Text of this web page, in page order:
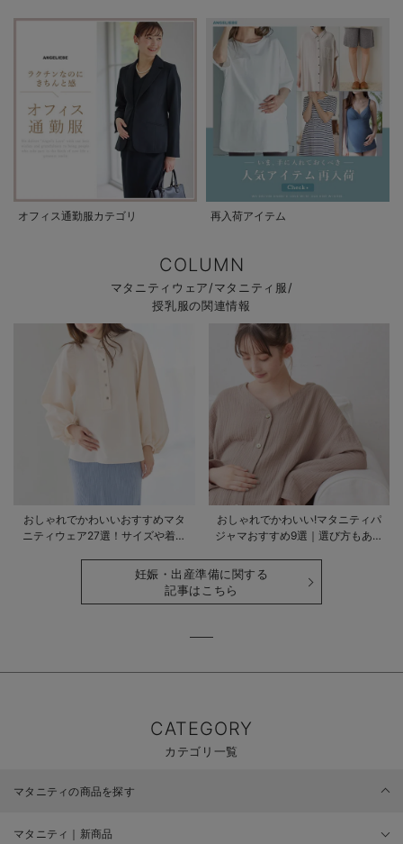
オフィス通勤服カテゴリ 再入荷アイテム
COLUMN
マタニティウェア/マタニティ服/
授乳服の関連情報
おしゃれでかわいいおすすめマタ
ニティウェア27選！サイズや着る
おしゃれでかわいい!マタニティパ
ジャマおすすめ9選｜選び方もあわ
妊娠・出産準備に関する
記事はこちら
CATEGORY
カテゴリ一覧
マタニティの商品を探す
マタニティ｜新商品